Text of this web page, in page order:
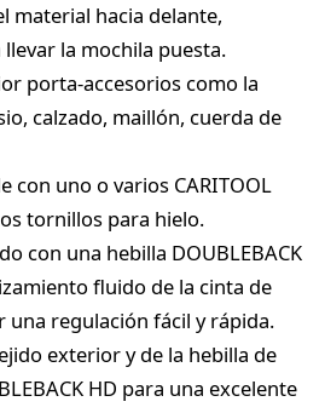
material hacia delante,
la mochila puesta.
porta-accesorios como la
calzado, maillón, cuerda de
con uno o varios CARITOOL
tornillos para hielo.
con una hebilla DOUBLEBACK
fluido de la cinta de
una regulación fácil y rápida.
exterior y de la hebilla de
HD para una excelente